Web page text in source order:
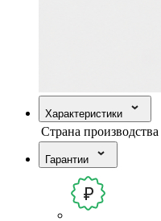
Характеристики
Страна производства
Гарантии